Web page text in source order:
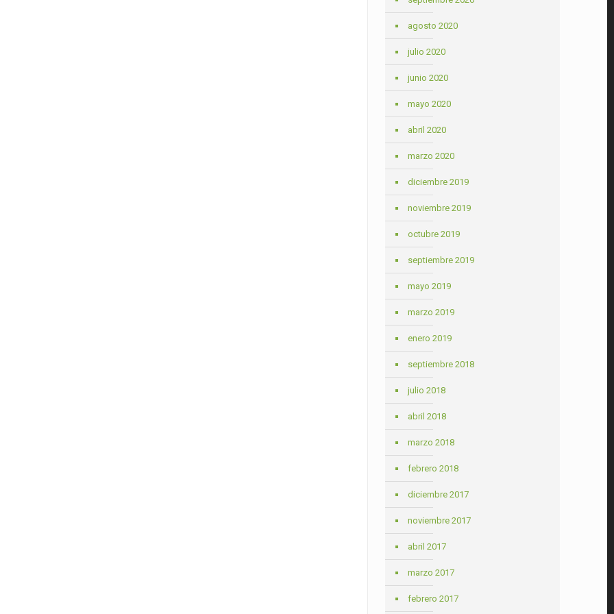
agosto 2020
julio 2020
junio 2020
mayo 2020
abril 2020
marzo 2020
diciembre 2019
noviembre 2019
octubre 2019
septiembre 2019
mayo 2019
marzo 2019
enero 2019
septiembre 2018
julio 2018
abril 2018
marzo 2018
febrero 2018
diciembre 2017
noviembre 2017
abril 2017
marzo 2017
febrero 2017